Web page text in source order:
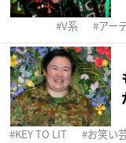
V系 アー
KEY TO LIT お笑い